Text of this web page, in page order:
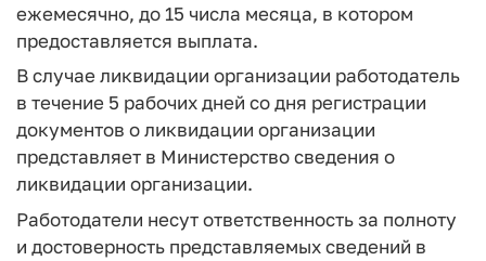
ежемесячно, до 15 числа месяца, в котором
предоставляется выплата.
В случае ликвидации организации работодатель
в течение 5 рабочих дней со дня регистрации
документов о ликвидации организации
представляет в Министерство сведения о
ликвидации организации.
Работодатели несут ответственность за полноту
и достоверность представляемых сведений в